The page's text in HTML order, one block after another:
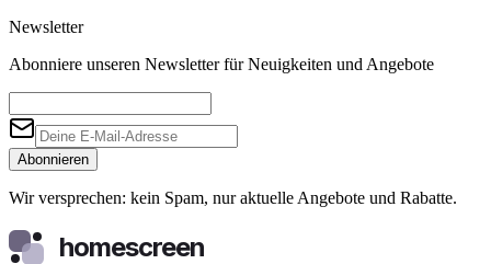
Newsletter
Abonniere unseren Newsletter für Neuigkeiten und Angebote
Abonnieren
Wir versprechen: kein Spam, nur aktuelle Angebote und Rabatte.
homescreen